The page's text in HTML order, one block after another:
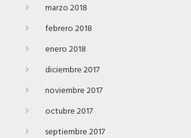
marzo 2018
febrero 2018
enero 2018
diciembre 2017
noviembre 2017
octubre 2017
septiembre 2017